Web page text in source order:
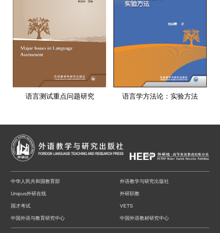
语言测试重点问题研究 语言学方法论：实验方法
中华人民共和国教育部 外语教学与研究出版社
Unipus外研在线 外研职教
国才考试 VETS
中国外语与教育研究中心 中国外语教材研究中心